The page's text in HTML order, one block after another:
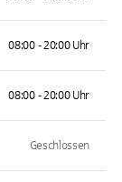
08:00 - 20:00 Uhr
08:00 - 20:00 Uhr
Geschlossen